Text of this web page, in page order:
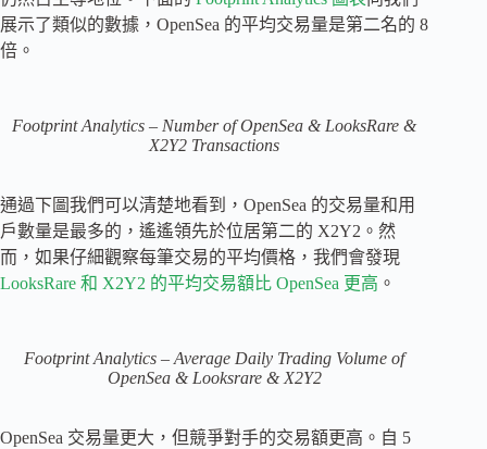
展示了類似的數據，OpenSea 的平均交易量是第二名的 8
倍。
Footprint Analytics – Number of OpenSea & LooksRare &
X2Y2 Transactions
通過下圖我們可以清楚地看到，OpenSea 的交易量和用
戶數量是最多的，遙遙領先於位居第二的 X2Y2。然
而，如果仔細觀察每筆交易的平均價格，我們會發現
LooksRare 和 X2Y2 的平均交易額比 OpenSea 更高 。
Footprint Analytics – Average Daily Trading Volume of
OpenSea & Looksrare & X2Y2
OpenSea 交易量更大，但競爭對手的交易額更高。自 5